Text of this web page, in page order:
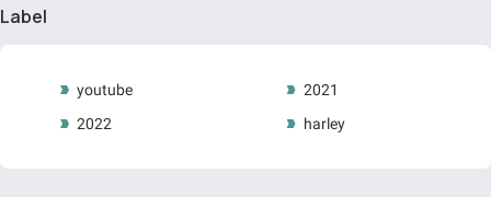
Label
youtube
2021
2022
harley